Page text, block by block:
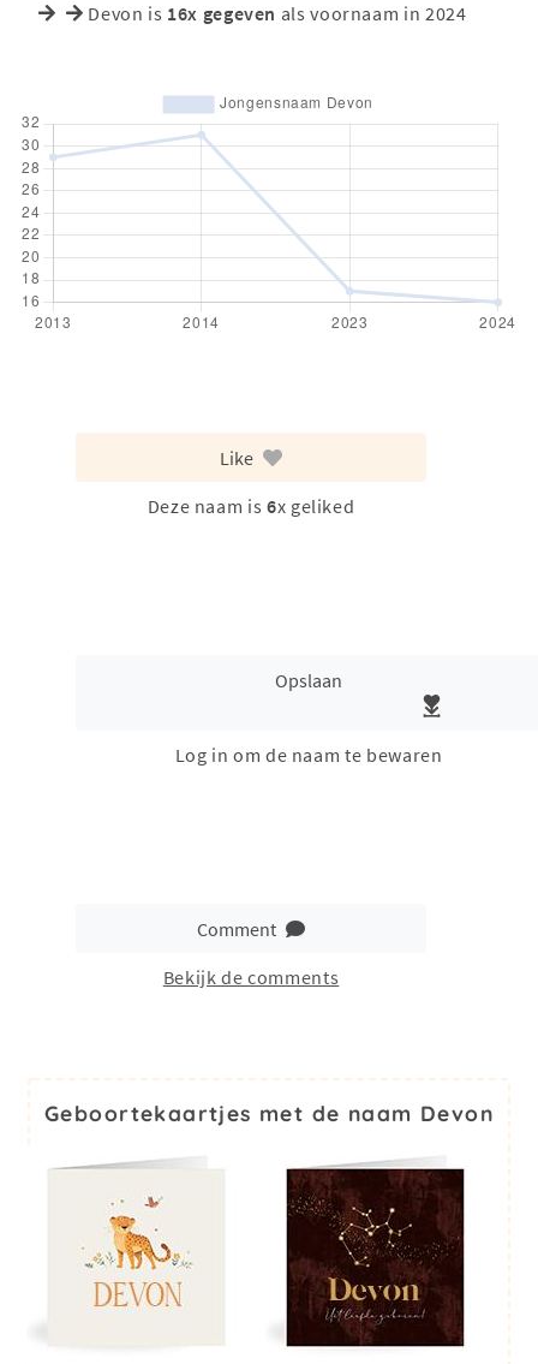
Devon is 16x gegeven als voornaam in 2024
Like
Deze naam is 6x geliked
Opslaan
Log in om de naam te bewaren
Comment
Bekijk de comments
Geboortekaartjes met de naam Devon